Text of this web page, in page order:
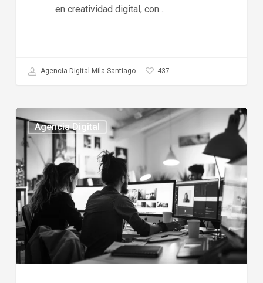
en creatividad digital, con…
Agencia Digital Mila Santiago 437
Agencia Digital
Mejores
agencias
digitales
en
chile